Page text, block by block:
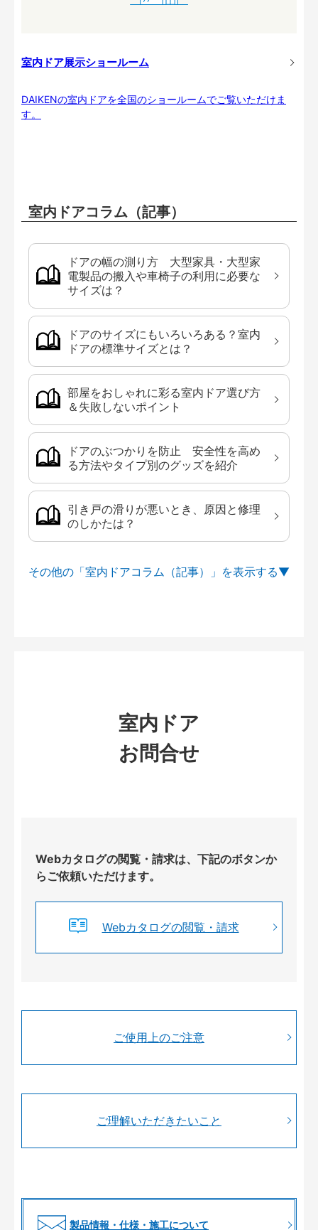
室内ドア展示ショールーム
DAIKENの室内ドアを全国のショールームでご覧いただけま
す。
室内ドアコラム（記事）
ドアの幅の測り方 大型家具・大型家
電製品の搬入や車椅子の利用に必要な
サイズは？
ドアのサイズにもいろいろある？室内
ドアの標準サイズとは？
部屋をおしゃれに彩る室内ドア選び方
＆失敗しないポイント
ドアのぶつかりを防止 安全性を高め
る方法やタイプ別のグッズを紹介
引き戸の滑りが悪いとき、原因と修理
のしかたは？
その他の「室内ドアコラム（記事）」を
室内ドア
お問合せ
Webカタログの閲覧・請求は、下記のボタンか
らご依頼いただけます。
Webカタログの閲覧・請求
ご使用上のご注意
ご理解いただきたいこと
製品情報・仕様・施工について